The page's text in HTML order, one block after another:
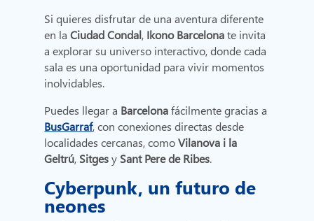
Si quieres disfrutar de una aventura diferente
en laCiudad Condal, Ikono Barcelonate invita
a explorar su universo interactivo, donde cada
sala es una oportunidad para vivir momentos
inolvidables.
Puedes llegar a Barcelonafácilmente gracias a
BusGarraf, con conexiones directas desde
localidades cercanas, comoVilanova i la
Geltrú, Sitgesy Sant Pere de Ribes.
Cyberpunk, un futuro de
neones